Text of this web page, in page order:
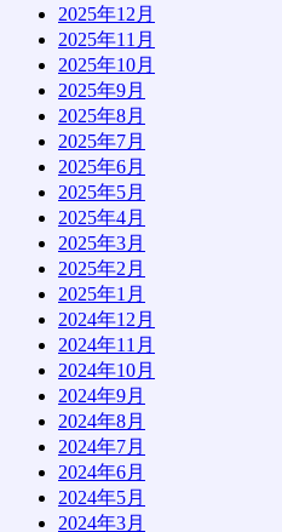
2025年12月
2025年11月
2025年10月
2025年9月
2025年8月
2025年7月
2025年6月
2025年5月
2025年4月
2025年3月
2025年2月
2025年1月
2024年12月
2024年11月
2024年10月
2024年9月
2024年8月
2024年7月
2024年6月
2024年5月
2024年3月